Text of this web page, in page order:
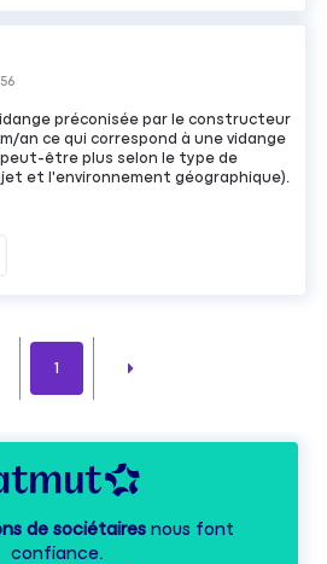
préconisée par le constructeur
an ce qui correspond à une vidange
être plus selon le type de
et l'environnement géographique).
1
de sociétairesnous font
confiance.